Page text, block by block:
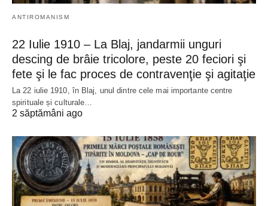
ANTIROMANISM
22 Iulie 1910 – La Blaj, jandarmii unguri
descing de brâie tricolore, peste 20 feciori şi
fete şi le fac proces de contravenţie şi agitaţie
La 22 iulie 1910, în Blaj, unul dintre cele mai importante centre
spirituale și culturale…
2 săptămâni ago